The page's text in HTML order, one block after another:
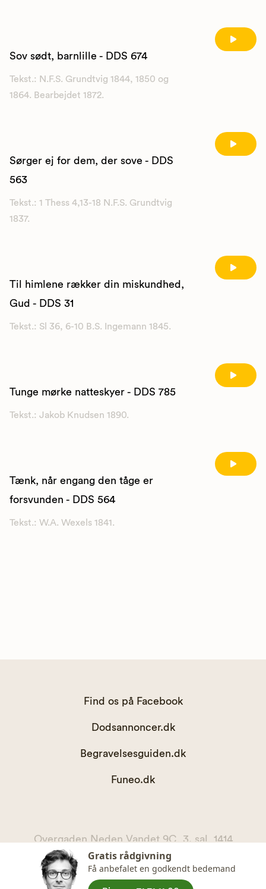
Sov sødt, barnlille - DDS 674
Tekst.: N.F.S. Grundtvig 1844, 1850 og
1864. Bearbejdet 1872.
Sørger ej for dem, der sove - DDS
563
Tekst.: 1 Thess 4,13-18 N.F.S. Grundtvig
1837.
Til himlene rækker din miskundhed,
Gud - DDS 31
Tekst.: Sl 36, 6-10 B.S. Ingemann 1845.
Tunge mørke natteskyer - DDS 785
Tekst.: Jakob Knudsen 1890.
Tænk, når engang den tåge er
forsvunden - DDS 564
Tekst.: W.A. Wexels 1841.
Find os på Facebook
Dodsannoncer.dk
Begravelsesguiden.dk
Funeo.dk
Overgaden Neden Vandet 9C, 3. sal, 1414
København K
kontakt@begravelsesguiden.dk, telefon 71 71 11 00
Gratis rådgivning
Få anbefalet en godkendt bedemand